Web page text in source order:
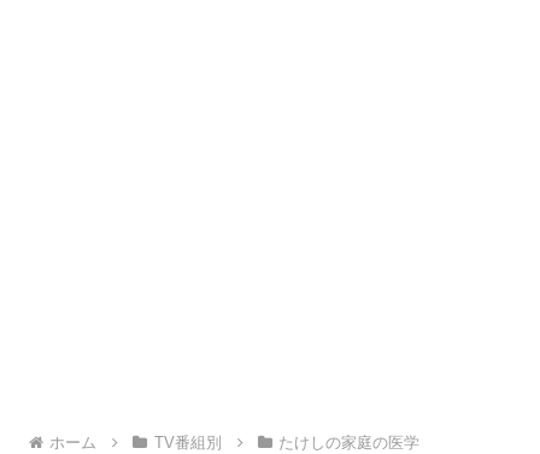
ホーム TV番組別 たけしの家庭の医学